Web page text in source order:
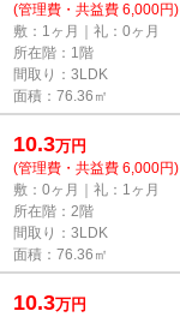
(管理費・共益費 6,000円)
敷：1ヶ月｜礼：0ヶ月
所在階：1階
間取り：3LDK
面積：76.36㎡
10.3万円
(管理費・共益費 6,000円)
敷：0ヶ月｜礼：1ヶ月
所在階：2階
間取り：3LDK
面積：76.36㎡
10.3万円